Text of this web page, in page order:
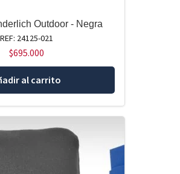
Outdoor - Negra
REF: 24125-021
$695.000
al carrito